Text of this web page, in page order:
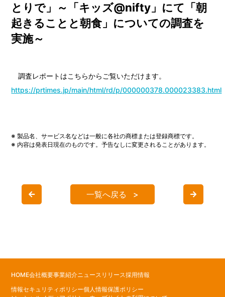
とりで」～「キッズ@nifty」にて「朝
起きることと朝食」についての調査を
実施～
調査レポートはこちらからご覧いただけます。
https://prtimes.jp/main/html/rd/p/000000378.000023383.html
※ 製品名、サービス名などは一般に各社の商標または登録商標です。
※ 内容は発表日現在のものです。予告なしに変更されることがあります。
一覧へ戻る
HOME会社概要事業紹介ニュースリリース採用情報
情報セキュリティポリシー個人情報保護ポリシー